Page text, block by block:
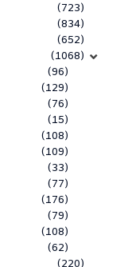
(723)
(834)
(652)
(1068)
(96)
(129)
(76)
(15)
(108)
(109)
(33)
(77)
(176)
(79)
(108)
(62)
(220)